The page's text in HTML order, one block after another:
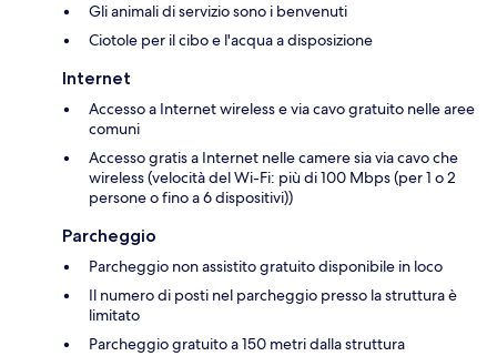
Gli animali di servizio sono i benvenuti
Ciotole per il cibo e l'acqua a disposizione
Internet
Accesso a Internet wireless e via cavo gratuito nelle aree
comuni
Accesso gratis a Internet nelle camere sia via cavo che
wireless (velocità del Wi-Fi: più di 100 Mbps (per 1 o 2
persone o fino a 6 dispositivi))
Parcheggio
Parcheggio non assistito gratuito disponibile in loco
Il numero di posti nel parcheggio presso la struttura è
limitato
Parcheggio gratuito a 150 metri dalla struttura